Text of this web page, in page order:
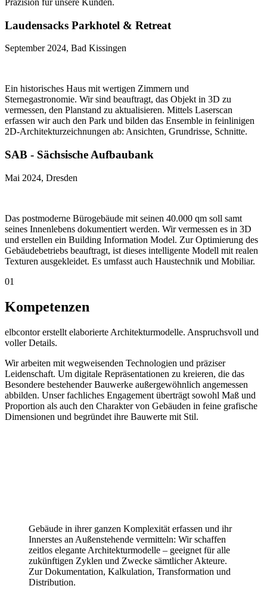
Präzision für unsere Kunden.
Laudensacks Parkhotel & Retreat
September 2024, Bad Kissingen
Ein historisches Haus mit wertigen Zimmern und
Sternegastronomie. Wir sind beauftragt, das Objekt in 3D zu
vermessen, den Planstand zu aktualisieren. Mittels Laserscan
erfassen wir auch den Park und bilden das Ensemble in feinlinigen
2D-Architekturzeichnungen ab: Ansichten, Grundrisse, Schnitte.
SAB - Sächsische Aufbaubank
Mai 2024, Dresden
Das postmoderne Bürogebäude mit seinen 40.000 qm soll samt
seines Innenlebens dokumentiert werden. Wir vermessen es in 3D
und erstellen ein Building Information Model. Zur Optimierung des
Gebäudebetriebs beauftragt, ist dieses intelligente Modell mit realen
Texturen ausgekleidet. Es umfasst auch Haustechnik und Mobiliar.
01
Kompetenzen
elbcontor erstellt elaborierte Architekturmodelle. Anspruchsvoll und
voller Details.
Wir arbeiten mit wegweisenden Technologien und präziser
Leidenschaft. Um digitale Repräsentationen zu kreieren, die das
Besondere bestehender Bauwerke außergewöhnlich angemessen
abbilden. Unser fachliches Engagement überträgt sowohl Maß und
Proportion als auch den Charakter von Gebäuden in feine grafische
Dimensionen und begründet ihre Bauwerte mit Stil.
Gebäude in ihrer ganzen Komplexität erfassen und ihr
Innerstes an Außenstehende vermitteln: Wir schaffen
zeitlos elegante Architekturmodelle – geeignet für alle
zukünftigen Zyklen und Zwecke sämtlicher Akteure.
Zur Dokumentation, Kalkulation, Transformation und
Distribution.